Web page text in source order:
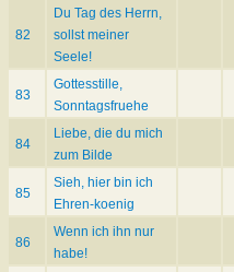
82
Du Tag des Herrn,
sollst meiner
Seele!
83
Gottesstille,
Sonntagsfruehe
84
Liebe, die du mich
zum Bilde
85
Sieh, hier bin ich
Ehren-koenig
86
Wenn ich ihn nur
habe!